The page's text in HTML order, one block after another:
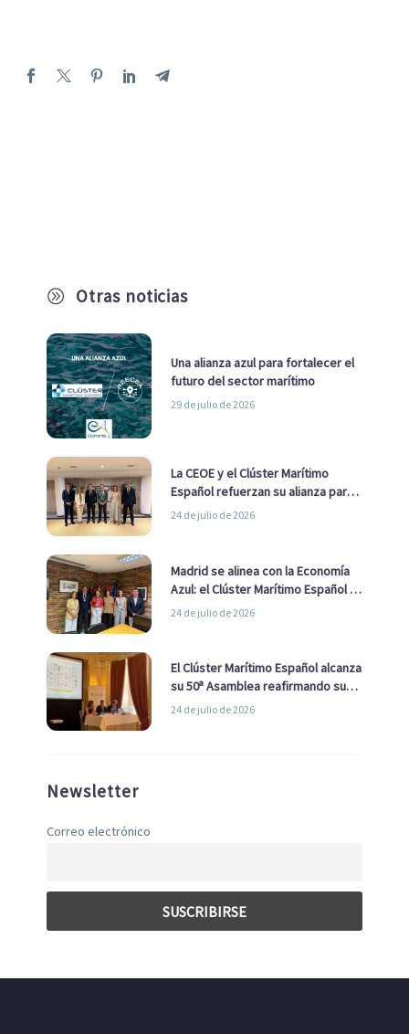
A Otras noticias
Una alianza azul para fortalecer el
futuro del sector marítimo
29 de julio de 2026
La CEOE y el Clúster Marítimo
Español refuerzan su alianza para
impulsar una estrategia Nacional
24 de julio de 2026
Madrid se alinea con la Economía
Azul: el Clúster Marítimo Español y
la Real Liga Naval avanzan alianzas
24 de julio de 2026
El Clúster Marítimo Español alcanza
su 50ª Asamblea reafirmando su
liderazgo en la Economía Azul
24 de julio de 2026
Newsletter
Correo electrónico